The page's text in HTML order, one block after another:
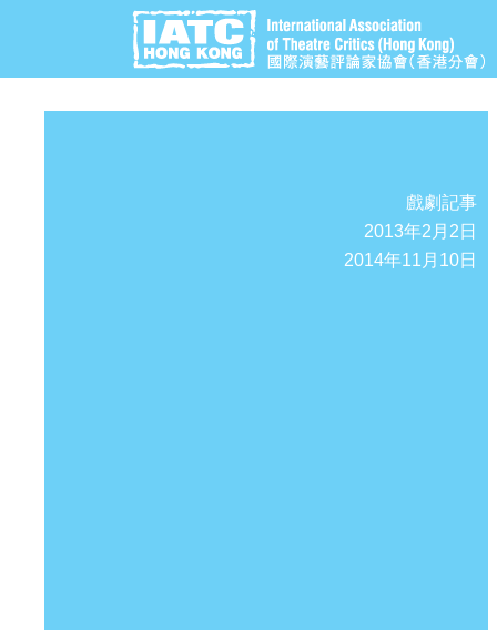
戲劇記事
2013年2月2日
2014年11月10日